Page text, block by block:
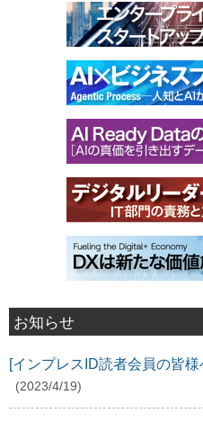
お知らせ
[インプレスID読者会員の皆
(2023/4/19)